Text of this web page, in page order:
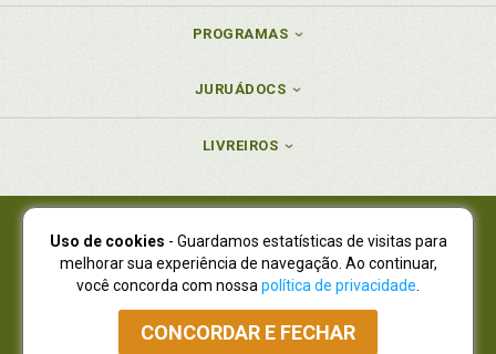
PROGRAMAS
JURUÁDOCS
LIVREIROS
Juruá Editora Ltda., CNPJ 77.535.508/0001-19
Juruá Informática Ltda., CNPJ 01.701.561/0001-80
NOVO ENDEREÇO:R. Flávio Dallegrave, 7665, São Lourenço |
Curitiba - Paraná - CEP 82210-310
Atendimento: (41) 4009-3900|Vendas Atacado: (41) 4009-3939
Uso de cookies - Guardamos estatísticas de visitas para
melhorar sua experiência de navegação. Ao continuar,
você concorda com nossa política de privacidade
CONCORDAR E FECHAR